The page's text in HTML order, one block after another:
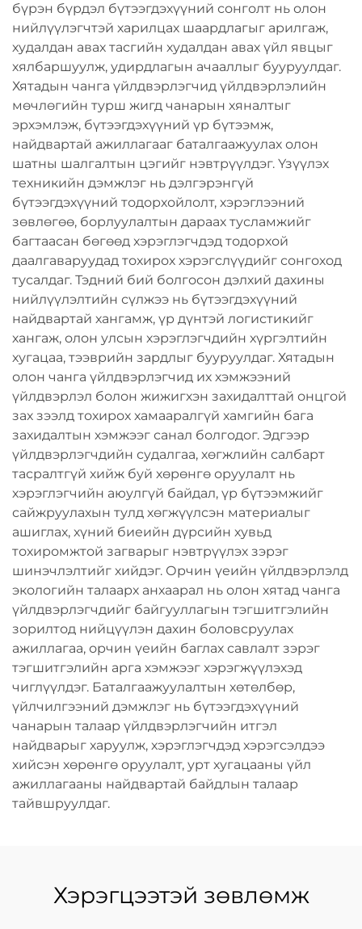
бүрэн бүрдэл бүтээгдэхүүний сонголт нь олон
нийлүүлэгчтэй харилцах шаардлагыг арилгаж,
худалдан авах тасгийн худалдан авах үйл явцыг
хялбаршуулж, удирдлагын ачааллыг бууруулдаг.
Хятадын чанга үйлдвэрлэгчид үйлдвэрлэлийн
мөчлөгийн турш жигд чанарын хяналтыг
эрхэмлэж, бүтээгдэхүүний үр бүтээмж,
найдвартай ажиллагааг баталгаажуулах олон
шатны шалгалтын цэгийг нэвтрүүлдэг. Үзүүлэх
техникийн дэмжлэг нь дэлгэрэнгүй
бүтээгдэхүүний тодорхойлолт, хэрэглээний
зөвлөгөө, борлуулалтын дараах тусламжийг
багтаасан бөгөөд хэрэглэгчдэд тодорхой
даалгаваруудад тохирох хэрэгслүүдийг сонгоход
тусалдаг. Тэдний бий болгосон дэлхий дахины
нийлүүлэлтийн сүлжээ нь бүтээгдэхүүний
найдвартай хангамж, үр дүнтэй логистикийг
хангаж, олон улсын хэрэглэгчдийн хүргэлтийн
хугацаа, тээврийн зардлыг бууруулдаг. Хятадын
олон чанга үйлдвэрлэгчид их хэмжээний
үйлдвэрлэл болон жижигхэн захидалттай онцгой
зах зээлд тохирох хамааралгүй хамгийн бага
захидалтын хэмжээг санал болгодог. Эдгээр
үйлдвэрлэгчдийн судалгаа, хөгжлийн салбарт
тасралтгүй хийж буй хөрөнгө оруулалт нь
хэрэглэгчийн аюулгүй байдал, үр бүтээмжийг
сайжруулахын тулд хөгжүүлсэн материалыг
ашиглах, хүний биеийн дүрсийн хувьд
тохиромжтой загварыг нэвтрүүлэх зэрэг
шинэчлэлтийг хийдэг. Орчин үеийн үйлдвэрлэлд
экологийн талаарх анхаарал нь олон хятад чанга
үйлдвэрлэгчдийг байгууллагын тэгшитгэлийн
зорилтод нийцүүлэн дахин боловсруулах
ажиллагаа, орчин үеийн баглах савлалт зэрэг
тэгшитгэлийн арга хэмжээг хэрэгжүүлэхэд
чиглүүлдэг. Баталгаажуулалтын хөтөлбөр,
үйлчилгээний дэмжлэг нь бүтээгдэхүүний
чанарын талаар үйлдвэрлэгчийн итгэл
найдварыг харуулж, хэрэглэгчдэд хэрэгсэлдээ
хийсэн хөрөнгө оруулалт, урт хугацааны үйл
ажиллагааны найдвартай байдлын талаар
тайвшруулдаг.
Хэрэгцээтэй зөвлөмж